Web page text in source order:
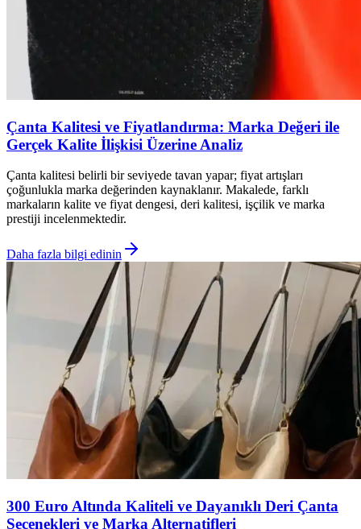
Çanta Kalitesi ve Fiyatlandırma: Marka Değeri ile
Gerçek Kalite İlişkisi Üzerine Analiz
Çanta kalitesi belirli bir seviyede tavan yapar; fiyat artışları
çoğunlukla marka değerinden kaynaklanır. Makalede, farklı
markaların kalite ve fiyat dengesi, deri kalitesi, işçilik ve marka
prestiji incelenmektedir.
Daha fazla bilgi edinin
300 Euro Altında Kaliteli ve Dayanıklı Deri Çanta
Seçenekleri ve Marka Alternatifleri